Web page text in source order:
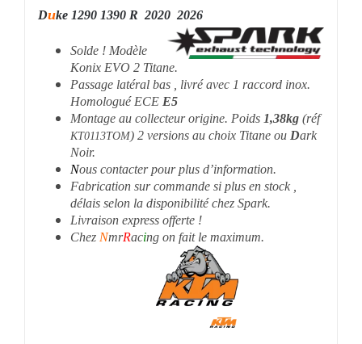
Duke 1290 1390 R 2020 2026
Solde ! Modèle
Konix EVO 2 Titane.
Passage latéral bas , livré avec 1 raccord inox.
Homologué ECE E5
Montage au collecteur origine. Poids 1,38kg(réf
KT0113TOM) 2 versions au choix Titane ou Dark
Noir.
Nous contacter pour plus d’information.
Fabrication sur commande si plus en stock ,
délais selon la disponibilité chez Spark.
Livraison express offerte !
ChezNmrRacing on fait le maximum.